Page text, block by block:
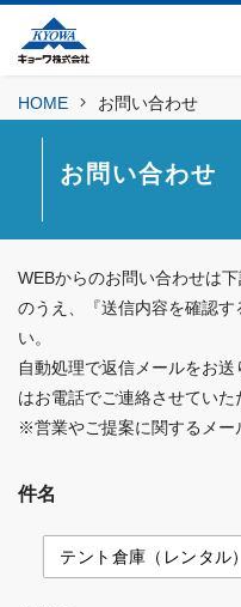
HOME お問い合わせ
お問い合わせ
WEBからのお問い合わせは
のうえ、『送信内容を確認
い。
自動処理で返信メールをお
はお電話でご連絡させていた
※営業やご提案に関するメー
件名